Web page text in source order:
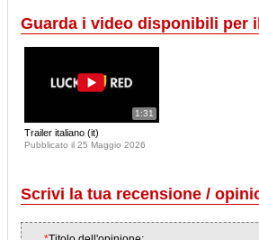
Guarda i video disponibili per
1:31
Trailer italiano (it)
Pubblicato il 25 Maggio 2026
Scrivi la tua recensione /